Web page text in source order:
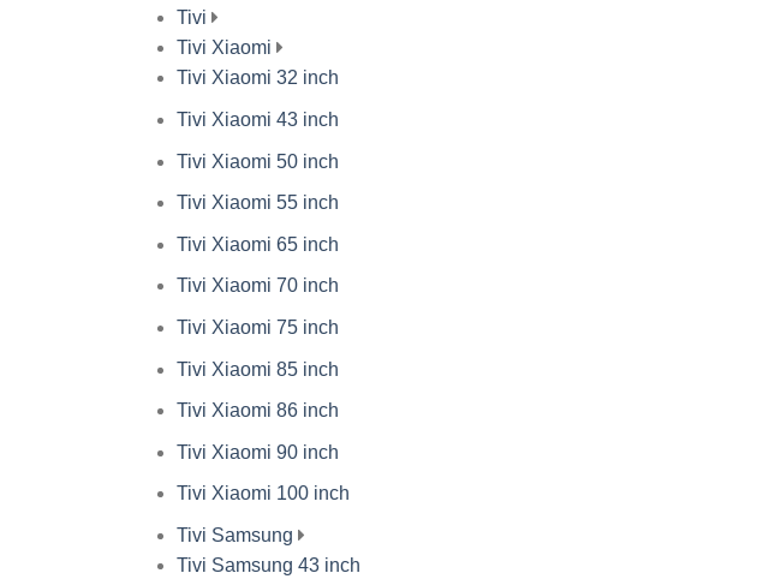
Tivi
Tivi Xiaomi
Tivi Xiaomi 32 inch
Tivi Xiaomi 43 inch
Tivi Xiaomi 50 inch
Tivi Xiaomi 55 inch
Tivi Xiaomi 65 inch
Tivi Xiaomi 70 inch
Tivi Xiaomi 75 inch
Tivi Xiaomi 85 inch
Tivi Xiaomi 86 inch
Tivi Xiaomi 90 inch
Tivi Xiaomi 100 inch
Tivi Samsung
Tivi Samsung 43 inch